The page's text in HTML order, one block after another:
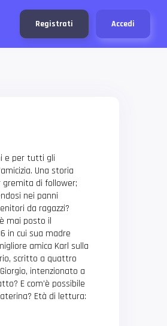
Registrati Accedi
e per tutti gli
Una storia
gremita di follower;
nei panni
da ragazzi?
mai posto il
in cui sua madre
amica Karl sulla
scritto a quattro
intenzionato a
E com’è possibile
Età di lettura: